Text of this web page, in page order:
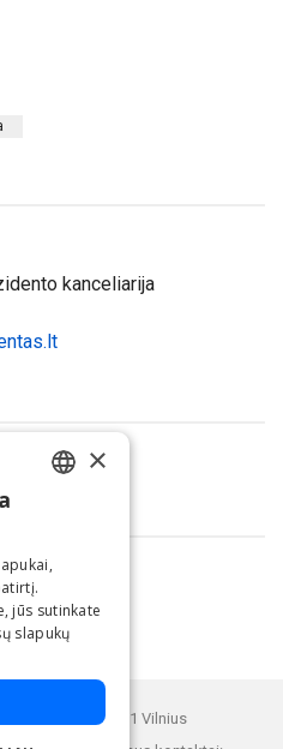
kanceliarija
(jpg, 302.11 KB)
UAB "BNS".
g. 25, LT-08121 Vilnius
×
jūs sutinkate
slapukų